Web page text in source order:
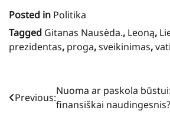
Posted in Politika
Tagged Gitanas Nausėda., Leoną,
prezidentas, proga,sveikinimas,
Navigacija
Previous:
Nuoma ar paskola
finansiškai naudingesnis?